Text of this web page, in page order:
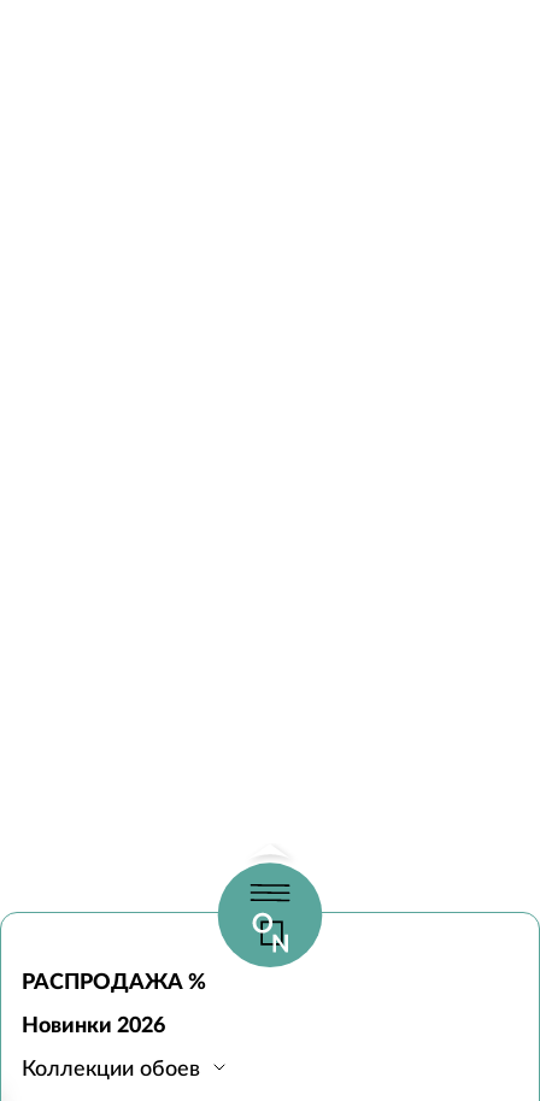
РАСПРОДАЖА %
Новинки 2026
Коллекции обоев